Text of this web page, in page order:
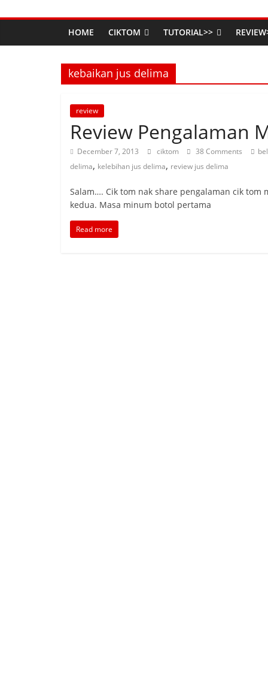
HOME CIKTOM TUTORIAL>>
kebaikan jus delima
review
Review Pengalaman
December 7, 2013 ciktom 38 Comments
delima, kelebihan jus delima, review jus delima
Salam…. Cik tom nak share pengalaman cik
kedua. Masa minum botol pertama
Read more